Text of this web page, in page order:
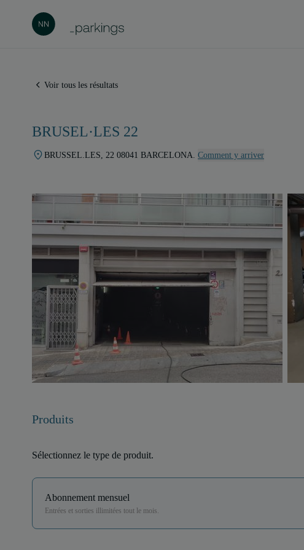
Voir tous les résultats
BRUSEL·LES 22
BRUSSEL.LES, 22 08041 BARCELONA. Comment y arriver
Produits
Sélectionnez le type de produit.
Abonnement mensuel
Entrées et sorties illimitées tout le mois.